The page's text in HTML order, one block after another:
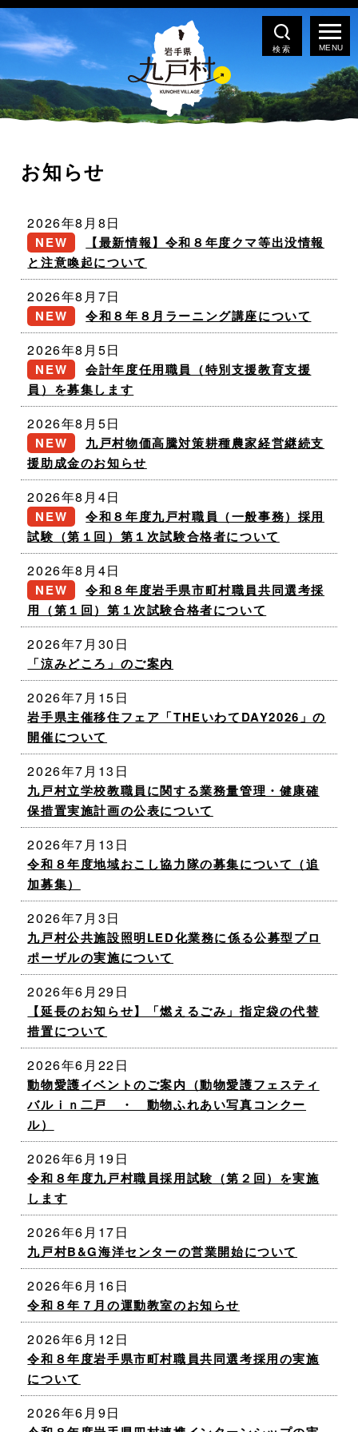
検索
お知らせ
2026年8月8日
【最新情報】令和８年度クマ等出没情報
と注意喚起について
2026年8月7日
令和８年８月ラーニング講座について
2026年8月5日
会計年度任用職員（特別支援教育支援
員）を募集します
2026年8月5日
九戸村物価高騰対策耕種農家経営継続支
援助成金のお知らせ
2026年8月4日
令和８年度九戸村職員（一般事務）採用
試験（第１回）第１次試験合格者について
2026年8月4日
令和８年度岩手県市町村職員共同選考採
用（第１回）第１次試験合格者について
2026年7月30日
「涼みどころ」のご案内
2026年7月15日
岩手県主催移住フェア「THEいわてDAY2026」の
開催について
2026年7月13日
九戸村立学校教職員に関する業務量管理・健康確
保措置実施計画の公表について
2026年7月13日
令和８年度地域おこし協力隊の募集について（追
加募集）
2026年7月3日
九戸村公共施設照明LED化業務に係る公募型プロ
ポーザルの実施について
2026年6月29日
【延長のお知らせ】「燃えるごみ」指定袋の代替
措置について
2026年6月22日
動物愛護イベントのご案内（動物愛護フェスティ
バルｉｎ二戸 ・ 動物ふれあい写真コンクー
ル）
2026年6月19日
令和８年度九戸村職員採用試験（第２回）を実施
します
2026年6月17日
九戸村B&G海洋センターの営業開始について
2026年6月16日
令和８年７月の運動教室のお知らせ
2026年6月12日
令和８年度岩手県市町村職員共同選考採用の実施
について
2026年6月9日